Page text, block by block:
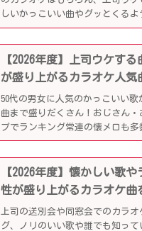
しいかっこいい曲やグッとくる
ップになっています！
【2026年度】上司ウケす
が盛り上がるカラオケ人気
50代の男女に人気のかっこいい
曲まで盛りだくさん！おじさん
プでランキング常連の懐メロも
別会や同窓会などでも盛り上がる
【2026年度】懐かしい歌
性が盛り上がるカラオケ曲
上司の送別会や同窓会でのカラ
グ、ノリのいい歌や誰でも知っ